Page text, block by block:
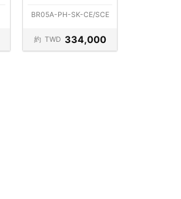
BR05A-PH-SK-CE/SCE
約 TWD 334,000